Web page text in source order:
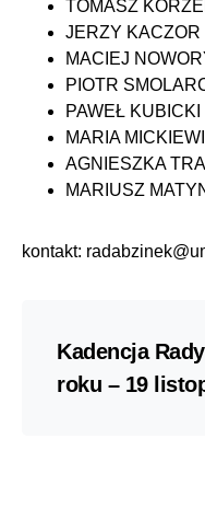
TOMASZ
JERZY KACZOR
MACIEJ
PIOTR
PAWEŁ KUBICKI
MARIA
AGNIESZKA
MARIUSZ
kontakt:
Kadencja
roku – 19